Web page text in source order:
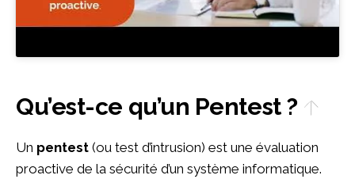
Qu’est-ce qu’un Pentest ?
Un pentest (ou test d’intrusion) est une évaluation
proactive de la sécurité d’un système informatique.